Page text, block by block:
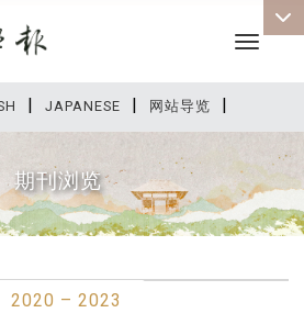
| JAPANESE | 网站导览 |
Toggle
期刊浏览
2020 – 2023